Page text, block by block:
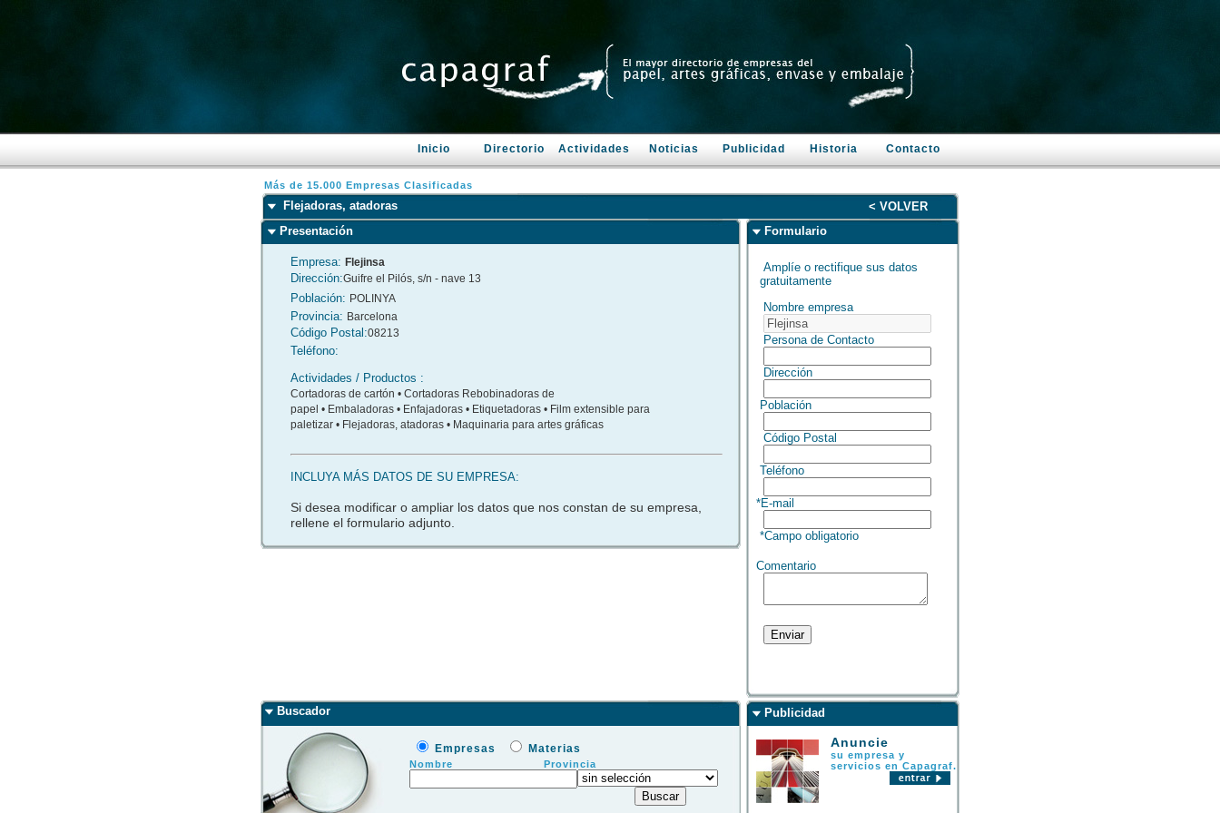
Inicio Directorio Actividades Noticias Publicidad Historia Contacto
Más de 15.000 Empresas Clasificadas
Flejadoras, atadoras
< VOLVER
Presentación
Empresa: Flejinsa
Dirección:Guifre el Pilós, s/n - nave 13
Población: POLINYA
Provincia: Barcelona
Código Postal:08213
Teléfono:
Actividades / Productos :
Cortadoras de cartón • Cortadoras Rebobinadoras de
papel • Embaladoras • Enfajadoras • Etiquetadoras • Film extensible para
paletizar • Flejadoras, atadoras • Maquinaria para artes gráficas
INCLUYA MÁS DATOS DE SU EMPRESA:
Si desea modificar o ampliar los datos que nos constan de su empresa,
rellene el formulario adjunto.
Formulario
Amplíe o rectifique sus datos
gratuitamente
Nombre empresa
Persona de Contacto
Dirección
Población
Código Postal
Teléfono
*E-mail
*Campo obligatorio
Comentario
Buscador
Empresas Materias
Nombre Provincia
Publicidad
Anuncie
su empresa y
servicios en Capagraf.